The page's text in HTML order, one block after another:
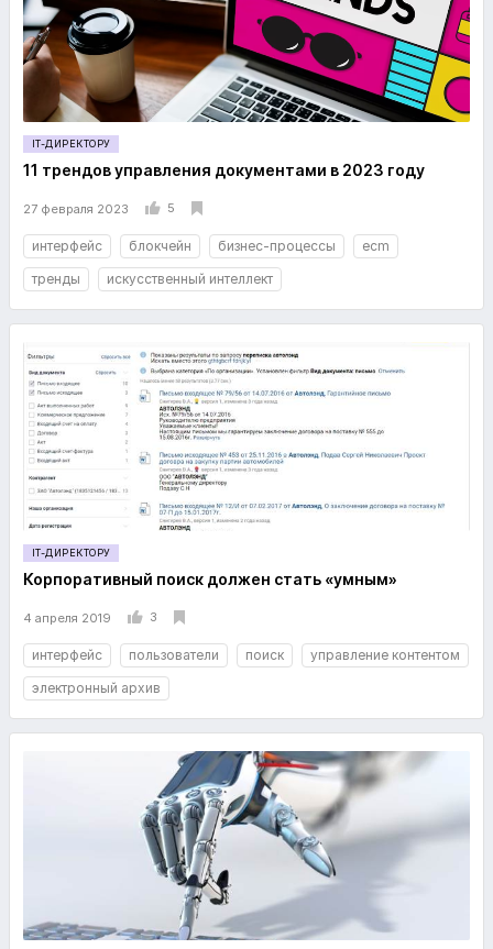
IT-ДИРЕКТОРУ
11 трендов управления документами в 2023 году
27 февраля 2023 5
интерфейс блокчейн бизнес-процессы
ecm
тренды
искусственный интеллект
IT-ДИРЕКТОРУ
Корпоративный поиск должен стать «умным»
4 апреля 2019 3
интерфейс пользователи поиск
управление контентом
электронный архив